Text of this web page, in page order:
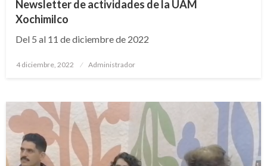
Newsletter de actividades de la UAM
Xochimilco
Del 5 al 11 de diciembre de 2022
Publicado
4 diciembre, 2022 Administrador